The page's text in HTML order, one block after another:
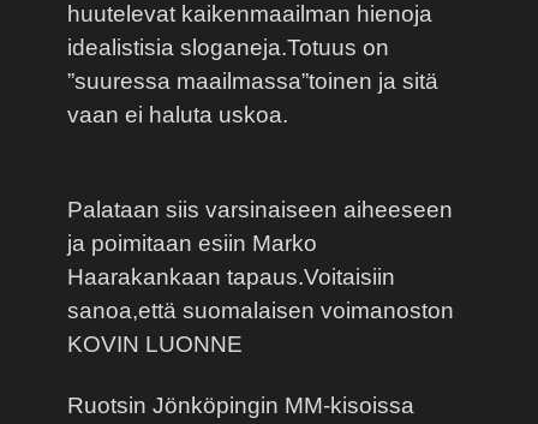
huutelevat kaikenmaailman hienoja
idealistisia sloganeja.Totuus on
”suuressa maailmassa”toinen ja sitä
vaan ei haluta uskoa.
Palataan siis varsinaiseen aiheeseen
ja poimitaan esiin Marko
Haarakankaan tapaus.Voitaisiin
sanoa,että suomalaisen voimanoston
KOVIN LUONNE
Ruotsin Jönköpingin MM-kisoissa